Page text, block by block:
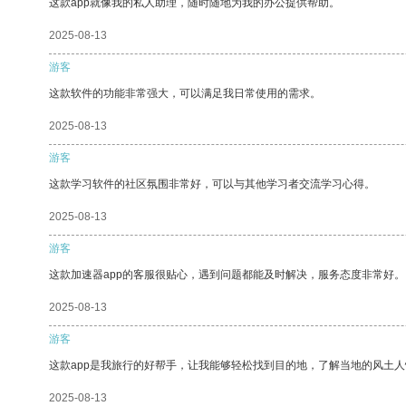
这款app就像我的私人助理，随时随地为我的办公提供帮助。
2025-08-13
游客
这款软件的功能非常强大，可以满足我日常使用的需求。
2025-08-13
游客
这款学习软件的社区氛围非常好，可以与其他学习者交流学习心得。
2025-08-13
游客
这款加速器app的客服很贴心，遇到问题都能及时解决，服务态度非常好。
2025-08-13
游客
这款app是我旅行的好帮手，让我能够轻松找到目的地，了解当地的风土
2025-08-13